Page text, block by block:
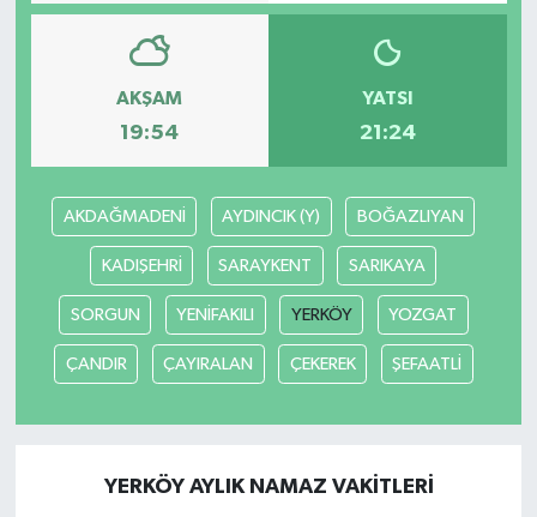
AKŞAM
19:54
YATSI
21:24
AKDAĞMADENİ AYDINCIK (Y) BOĞAZLIYAN
KADIŞEHRİ SARAYKENT SARIKAYA
SORGUN YENİFAKILI YERKÖY YOZGAT
ÇANDIR ÇAYIRALAN ÇEKEREK ŞEFAATLİ
YERKÖY AYLIK NAMAZ VAKITLERI